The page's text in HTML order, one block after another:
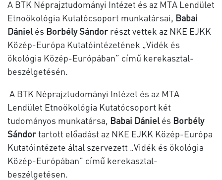
A BTK Néprajztudományi Intézet és az MTA Lendület
Etnoökológia Kutatócsoport munkatársai, Babai
Dánielés Borbély Sándorrészt vettek az NKE EJKK
Közép-Európa Kutatóintézetének „Vidék és
ökológia Közép-Európában” című kerekasztal-
beszélgetésén.
A BTK Néprajztudományi Intézet és az MTA
Lendület Etnoökológia Kutatócsoport két
tudományos munkatársa, Babai Dánielés Borbély
Sándortartott előadást az NKE EJKK Közép-Európa
Kutatóintézete által szervezett „Vidék és ökológia
Közép-Európában” című kerekasztal-
beszélgetésen.